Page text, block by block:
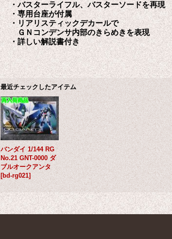
・バスターライフル、バスターソードを再現
・専用台座が付属
・リアリスティックデカールで
ＧＮコンデンサ内部のきらめきを表現
・詳しい解説書付き
最近チェックしたアイテム
バンダイ 1/144 RG
No.21 GNT-0000 ダ
ブルオークアンタ
[bd-rg021]